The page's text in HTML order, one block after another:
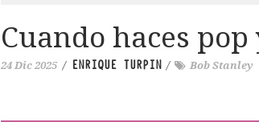
Cuando haces
24 Dic 2025 / ENRIQUE TURPIN / Bob Stanley